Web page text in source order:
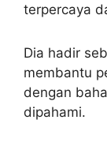
terpercaya
Dia hadir
membantu
dengan
dipahami.